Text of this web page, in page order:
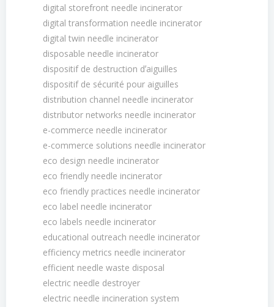
digital storefront needle incinerator
digital transformation needle incinerator
digital twin needle incinerator
disposable needle incinerator
dispositif de destruction dʼaiguilles
dispositif de sécurité pour aiguilles
distribution channel needle incinerator
distributor networks needle incinerator
e-commerce needle incinerator
e-commerce solutions needle incinerator
eco design needle incinerator
eco friendly needle incinerator
eco friendly practices needle incinerator
eco label needle incinerator
eco labels needle incinerator
educational outreach needle incinerator
efficiency metrics needle incinerator
efficient needle waste disposal
electric needle destroyer
electric needle incineration system